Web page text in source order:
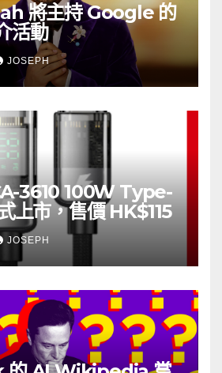
將主持 Google 的
活動
JOSEPH
3610 100W Type-
上市，售價 HK$115
JOSEPH